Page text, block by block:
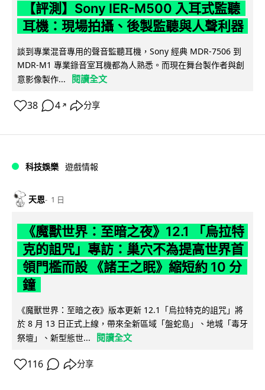
【評測】Sony IER-M500 入耳式監聽
耳機：現場拍攝、後製監聽與人聲利器
談到專業混音專用的聲音監聽耳機，Sony 經典 MDR-7506 到
MDR-M1 專業錄音室耳機都為人熟悉。而現在舞台製作者與創
意影像製作...
閱讀全文
38 4 ↗ 分享
科技娛樂 遊戲情報
天恩 1 日
《魔獸世界：至暗之夜》12.1 「烏拉特
克的詛咒」專訪：巢穴不為提高世界首
領門檻而設 《諸王之眠》縮短約 10 分
鐘
《魔獸世界：至暗之夜》版本更新 12.1「烏拉特克的詛咒」將
於 8 月 13 日正式上線，帶來全新區域「盤蛇島」、地城「毒牙
祭壇」、新型態世...
閱讀全文
116 分享